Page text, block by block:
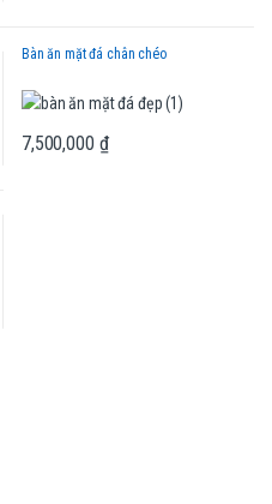
Bàn ăn mặt đá chân chéo
7,500,000 ₫